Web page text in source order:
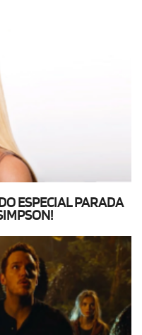
ESPECIAL PARADA